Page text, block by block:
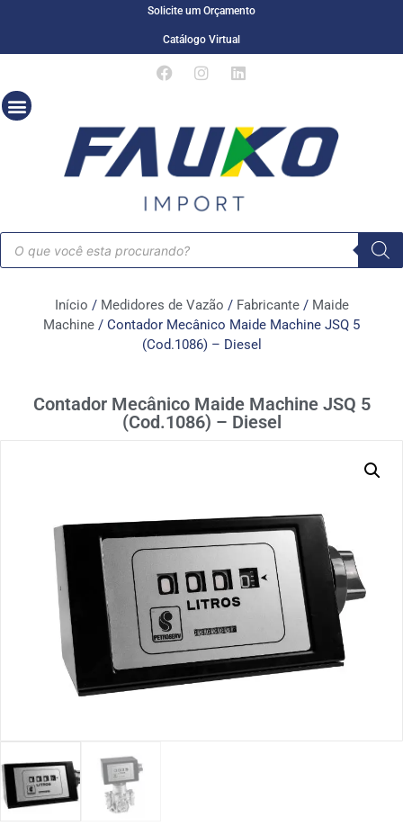
Solicite um Orçamento
Catálogo Virtual
Início / Medidores de Vazão / Fabricante/ Maide
Machine / Contador Mecânico Maide Machine JSQ 5
(Cod.1086) – Diesel
Contador Mecânico Maide Machine JSQ 5
(Cod.1086) – Diesel